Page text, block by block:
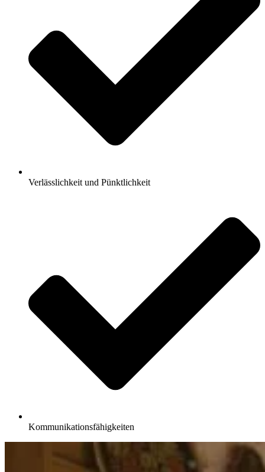
Verlässlichkeit und Pünktlichkeit
Kommunikationsfähigkeiten